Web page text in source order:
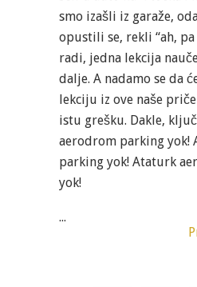
smo izašli iz garaže,
opustili se, rekli “ah, pa
radi, jedna lekcija
dalje. A nadamo se da
lekciju iz ove naše
istu grešku. Dakle,
aerodrom parking yok!
parking yok! Ataturk
yok!
...